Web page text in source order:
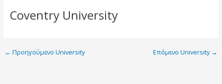
Coventry University
← Προηγούμενο University Επόμενο University →